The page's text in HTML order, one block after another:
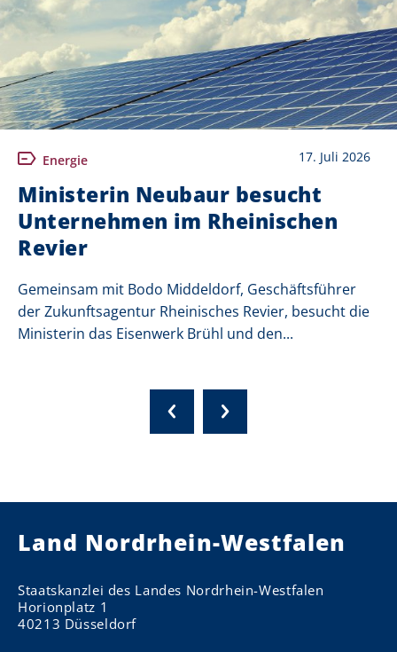
Energie 17. Juli 2026
Ministerin Neubaur besucht
Unternehmen im Rheinischen
Revier
Gemeinsam mit Bodo Middeldorf, Geschäftsführer
der Zukunftsagentur Rheinisches Revier, besucht die
Ministerin das Eisenwerk Brühl und den...
Land Nordrhein-Westfalen
Staatskanzlei des Landes Nordrhein-Westfalen
Horionplatz 1
40213 Düsseldorf